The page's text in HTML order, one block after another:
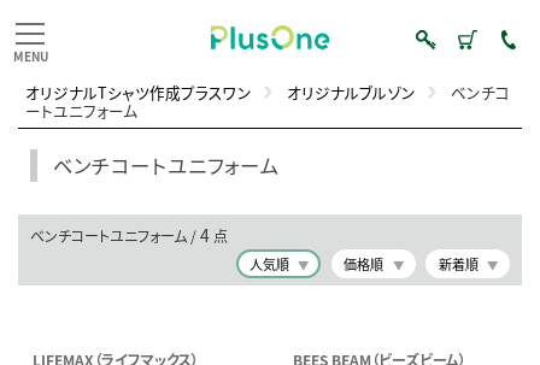
オリジナルTシャツ作成プラスワン オリジナルブルゾン ベンチコ
ートユニフォーム
ベンチコートユニフォーム
ベンチコートユニフォーム /4点
人気順 価格順 新着順
LIFEMAX（ライフマックス）
BEES BEAM（ビーズビーム）